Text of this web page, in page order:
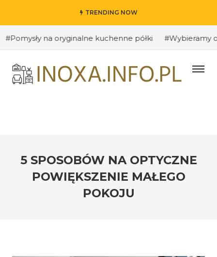
TRENDING NOW
na oryginalne kuchenne półki #Wybieramy
5 SPOSOBÓW NA OPTYCZNE
POWIĘKSZENIE MAŁEGO
POKOJU